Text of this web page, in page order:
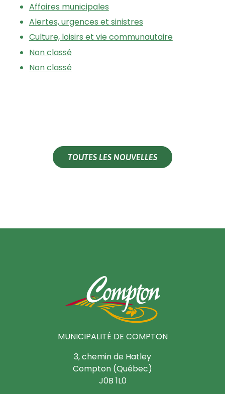
Affaires municipales
Alertes, urgences et sinistres
Culture, loisirs et vie communautaire
Non classé
Non classé
TOUTES LES NOUVELLES
MUNICIPALITÉ DE COMPTON
3, chemin de Hatley
Compton (Québec)
J0B 1L0